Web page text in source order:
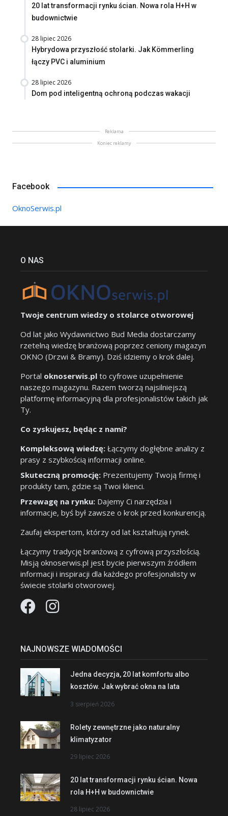
20 lat transformacji rynku ścian. Nowa rola H+H w
budownictwie
28 lipiec 2026
Hybrydowa przyszłość stolarki. Jak Kömmerling
łączy PVC i aluminium
28 lipiec 2026
Dom pod inteligentną ochroną podczas wakacji
Reklama
Koniec reklamy
Facebook
OknoSerwis.pl
O NAS
Twoje centrum wiedzy o stolarce otworowej
Od lat jako Wydawnictwo Bud Media dostarczamy
rzetelną wiedzę branżową poprzez ceniony magazyn
OKNO (Drzwi & Bramy). Dziś idziemy o krok dalej.
Portal oknoserwis.pl to cyfrowe uzupełnienie
naszego magazynu. Razem tworzą najsilniejszą
platformę informacyjną dla profesjonalistów takich jak
Ty.
Co zyskujesz, będąc z nami?
Kompleksową wiedzę: Łączymy dogłębne analizy z
prasy z szybkością informacji online.
Skuteczną promocję: Prezentujemy Twoją firmę i
produkty tam, gdzie są Twoi klienci.
Przewagę na rynku: Dajemy Ci narzędzia i
informacje, byś był zawsze o krok przed konkurencją.
Zaufaj ekspertom, którzy od lat kształtują rynek.
Łączymy tradycję branżową z cyfrową przyszłością.
Misją oknoserwis.pl jest bycie pierwszym źródłem
informacji i inspiracji dla każdego profesjonalisty w
świecie stolarki otworowej.
NAJNOWSZE WIADOMOŚCI
Jedna decyzja, 20 lat komfortu albo
kosztów. Jak wybrać okna na lata
3 sierpień 2026
Rolety zewnętrzne jako naturalny
klimatyzator
29 lipiec 2026
20 lat transformacji rynku ścian. Nowa
rola H+H w budownictwie
28 lipiec 2026